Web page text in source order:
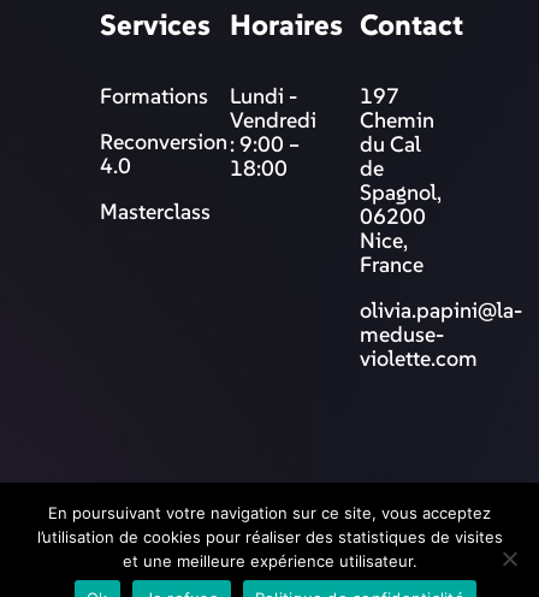
Services
Formations
Reconversion
4.0
Masterclass
Horaires
Lundi -
Vendredi
: 9:00 –
18:00
Contact
197
Chemin
du Cal
de
Spagnol,
06200
Nice,
France
olivia.papini@la-
meduse-
violette.com
© 2025 La Méduse Violette
En poursuivant votre navigation sur ce site, vous acceptez
l’utilisation de cookies pour réaliser des statistiques de visites
et une meilleure expérience utilisateur.